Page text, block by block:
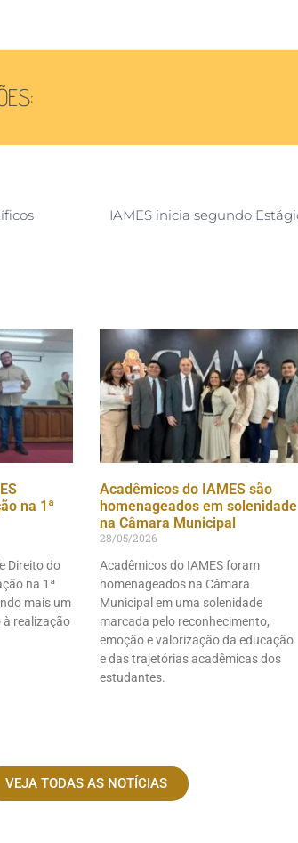
na 1ª
Direito do
na 1ª
mais um
realização
Acadêmicos do IAMES são
homenageados em solenidade
na Câmara Municipal
28/05/2026
Acadêmicos do IAMES foram
homenageados na Câmara
Municipal em uma solenidade
marcada pelo reconhecimento,
emoção e valorização da educação
e das trajetórias acadêmicas dos
estudantes.
VEJA TODAS AS NOTÍCIAS